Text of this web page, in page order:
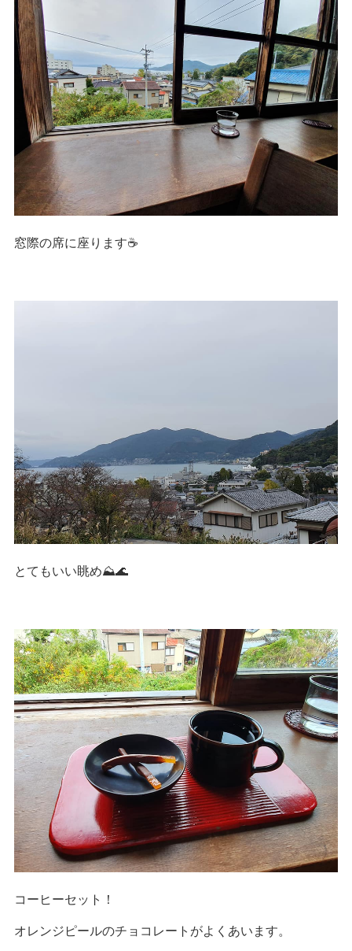
窓際の席に座ります☕️
とてもいい眺め⛰🌊
コーヒーセット！
オレンジピールのチョコレートがよくあいます。